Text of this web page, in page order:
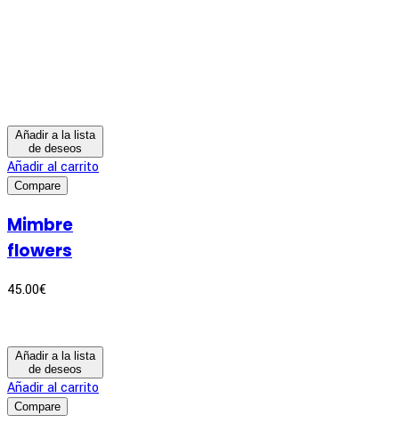
Añadir a la lista
de deseos
Añadir al carrito
Compare
Mimbre
flowers
45.00€
Añadir a la lista
de deseos
Añadir al carrito
Compare